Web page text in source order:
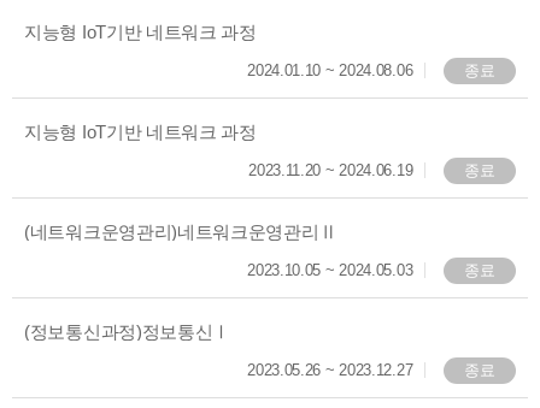
지능형 IoT기반 네트워크 과정
2024.01.10 ~2024.08.06 종료
지능형 IoT기반 네트워크 과정
2023.11.20 ~2024.06.19 종료
(네트워크운영관리)네트워크운영관리Ⅱ
2023.10.05 ~2024.05.03 종료
(정보통신과정)정보통신Ⅰ
2023.05.26 ~2023.12.27 종료